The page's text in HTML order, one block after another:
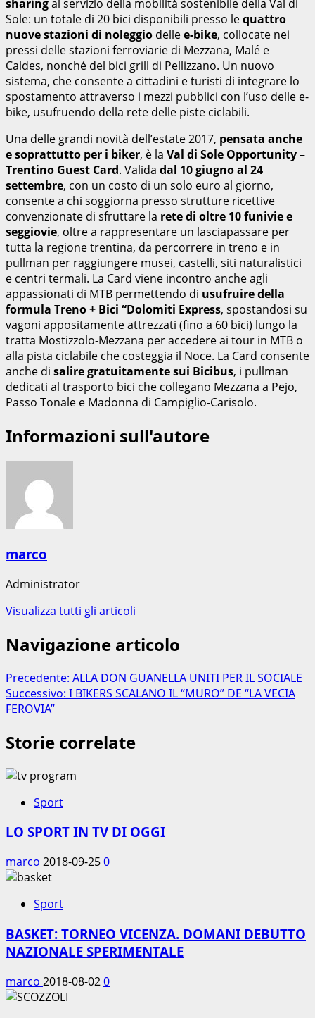
sharingal servizio della mobilità sostenibile della Val di
Sole: un totale di 20 bici disponibili presso lequattro
nuove stazioni di noleggio dellee-bike, collocate nei
pressi delle stazioni ferroviarie di Mezzana, Malé e
Caldes, nonché del bici grill di Pellizzano. Un nuovo
sistema, che consente a cittadini e turisti di integrare lo
spostamento attraverso i mezzi pubblici con l’uso delle e-
bike, usufruendo della rete delle piste ciclabili.
Una delle grandi novità dell’estate 2017, pensata anche
e soprattutto per i biker, è la Val di Sole Opportunity –
Trentino Guest Card. Valida dal 10 giugno al 24
settembre, con un costo di un solo euro al giorno,
consente a chi soggiorna presso strutture ricettive
convenzionate di sfruttare la rete di oltre 10 funivie e
seggiovie, oltre a rappresentare un lasciapassare per
tutta la regione trentina, da percorrere in treno e in
pullman per raggiungere musei, castelli, siti naturalistici
e centri termali. La Card viene incontro anche agli
appassionati di MTB permettendo di usufruire della
formula Treno + Bici “Dolomiti Express, spostandosi su
vagoni appositamente attrezzati (fino a 60 bici) lungo la
tratta Mostizzolo-Mezzana per accedere ai tour in MTB o
alla pista ciclabile che costeggia il Noce. La Card consente
anche di salire gratuitamente sui Bicibus, i pullman
dedicati al trasporto bici che collegano Mezzana a Pejo,
Passo Tonale e Madonna di Campiglio-Carisolo.
Informazioni sull'autore
marco
Administrator
Visualizza tutti gli articoli
Navigazione articolo
Precedente: ALLA DON GUANELLA UNITI PER IL SOCIALE
Successivo: I BIKERS SCALANO IL “MURO” DE “LA VECIA
FEROVIA”
Storie correlate
Sport
LO SPORT IN TV DI OGGI
marco 2018-09-250
Sport
BASKET: TORNEO VICENZA. DOMANI DEBUTTO
NAZIONALE SPERIMENTALE
marco 2018-08-020